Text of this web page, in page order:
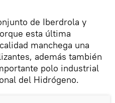
de Iberdrola y
esta última
manchega una
además también
polo industrial
del Hidrógeno.